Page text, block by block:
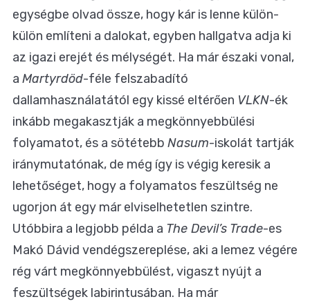
egységbe olvad össze, hogy kár is lenne külön-
külön említeni a dalokat, egyben hallgatva adja ki
az igazi erejét és mélységét. Ha már északi vonal,
a Martyrdöd-féle felszabadító
dallamhasználatától egy kissé eltérően VLKN-ék
inkább megakasztják a megkönnyebbülési
folyamatot, és a sötétebb Nasum-iskolát tartják
iránymutatónak, de még így is végig keresik a
lehetőséget, hogy a folyamatos feszültség ne
ugorjon át egy már elviselhetetlen szintre.
Utóbbira a legjobb példa a The Devil’s Trade-es
Makó Dávid vendégszereplése, aki a lemez végére
rég várt megkönnyebbülést, vigaszt nyújt a
feszültségek labirintusában. Ha már